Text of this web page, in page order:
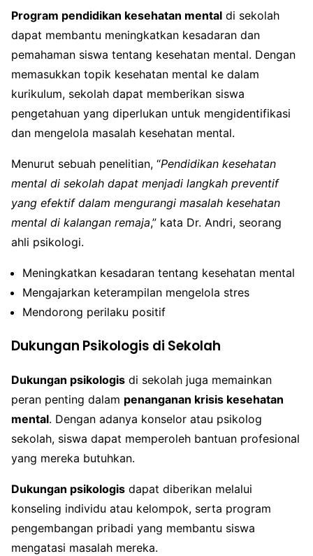
Program pendidikan kesehatan mental di sekolah
dapat membantu meningkatkan kesadaran dan
pemahaman siswa tentang kesehatan mental. Dengan
memasukkan topik kesehatan mental ke dalam
kurikulum, sekolah dapat memberikan siswa
pengetahuan yang diperlukan untuk mengidentifikasi
dan mengelola masalah kesehatan mental.
Menurut sebuah penelitian, “Pendidikan kesehatan
mental di sekolah dapat menjadi langkah preventif
yang efektif dalam mengurangi masalah kesehatan
mental di kalangan remaja,” kata Dr. Andri, seorang
ahli psikologi.
Meningkatkan kesadaran tentang kesehatan mental
Mengajarkan keterampilan mengelola stres
Mendorong perilaku positif
Dukungan Psikologis di Sekolah
Dukungan psikologis di sekolah juga memainkan
peran penting dalam penanganan krisis kesehatan
mental. Dengan adanya konselor atau psikolog
sekolah, siswa dapat memperoleh bantuan profesional
yang mereka butuhkan.
Dukungan psikologis dapat diberikan melalui
konseling individu atau kelompok, serta program
pengembangan pribadi yang membantu siswa
mengatasi masalah mereka.